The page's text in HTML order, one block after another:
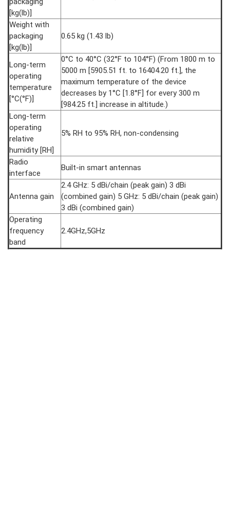
[kg(lb)]
Weight with
packaging
[kg(lb)]
0.65 kg (1.43 lb)
Long-term
operating
temperature
[°C(°F)]
0°C to 40°C (32°F to 104°F) (From 1800 m to
5000 m [5905.51 ft. to 16404.20 ft.], the
maximum temperature of the device
decreases by 1°C [1.8°F] for every 300 m
[984.25 ft.] increase in altitude.)
Long-term
operating
relative
humidity [RH]
5% RH to 95% RH, non-condensing
Radio
interface
Built-in smart antennas
Antenna gain
2.4 GHz: 5 dBi/chain (peak gain) 3 dBi
(combined gain) 5 GHz: 5 dBi/chain (peak gain)
3 dBi (combined gain)
Operating
frequency
band
2.4GHz,5GHz